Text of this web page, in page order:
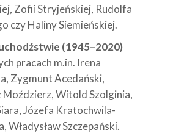
Zofii Stryjeńskiej, Rudolfa
czy Haliny Siemieńskiej.
(1945–2020)
pracach m.in. Irena
Zygmunt Acedański,
Moździerz, Witold Szolginia,
Józefa Kratochwila-
Władysław Szczepański.